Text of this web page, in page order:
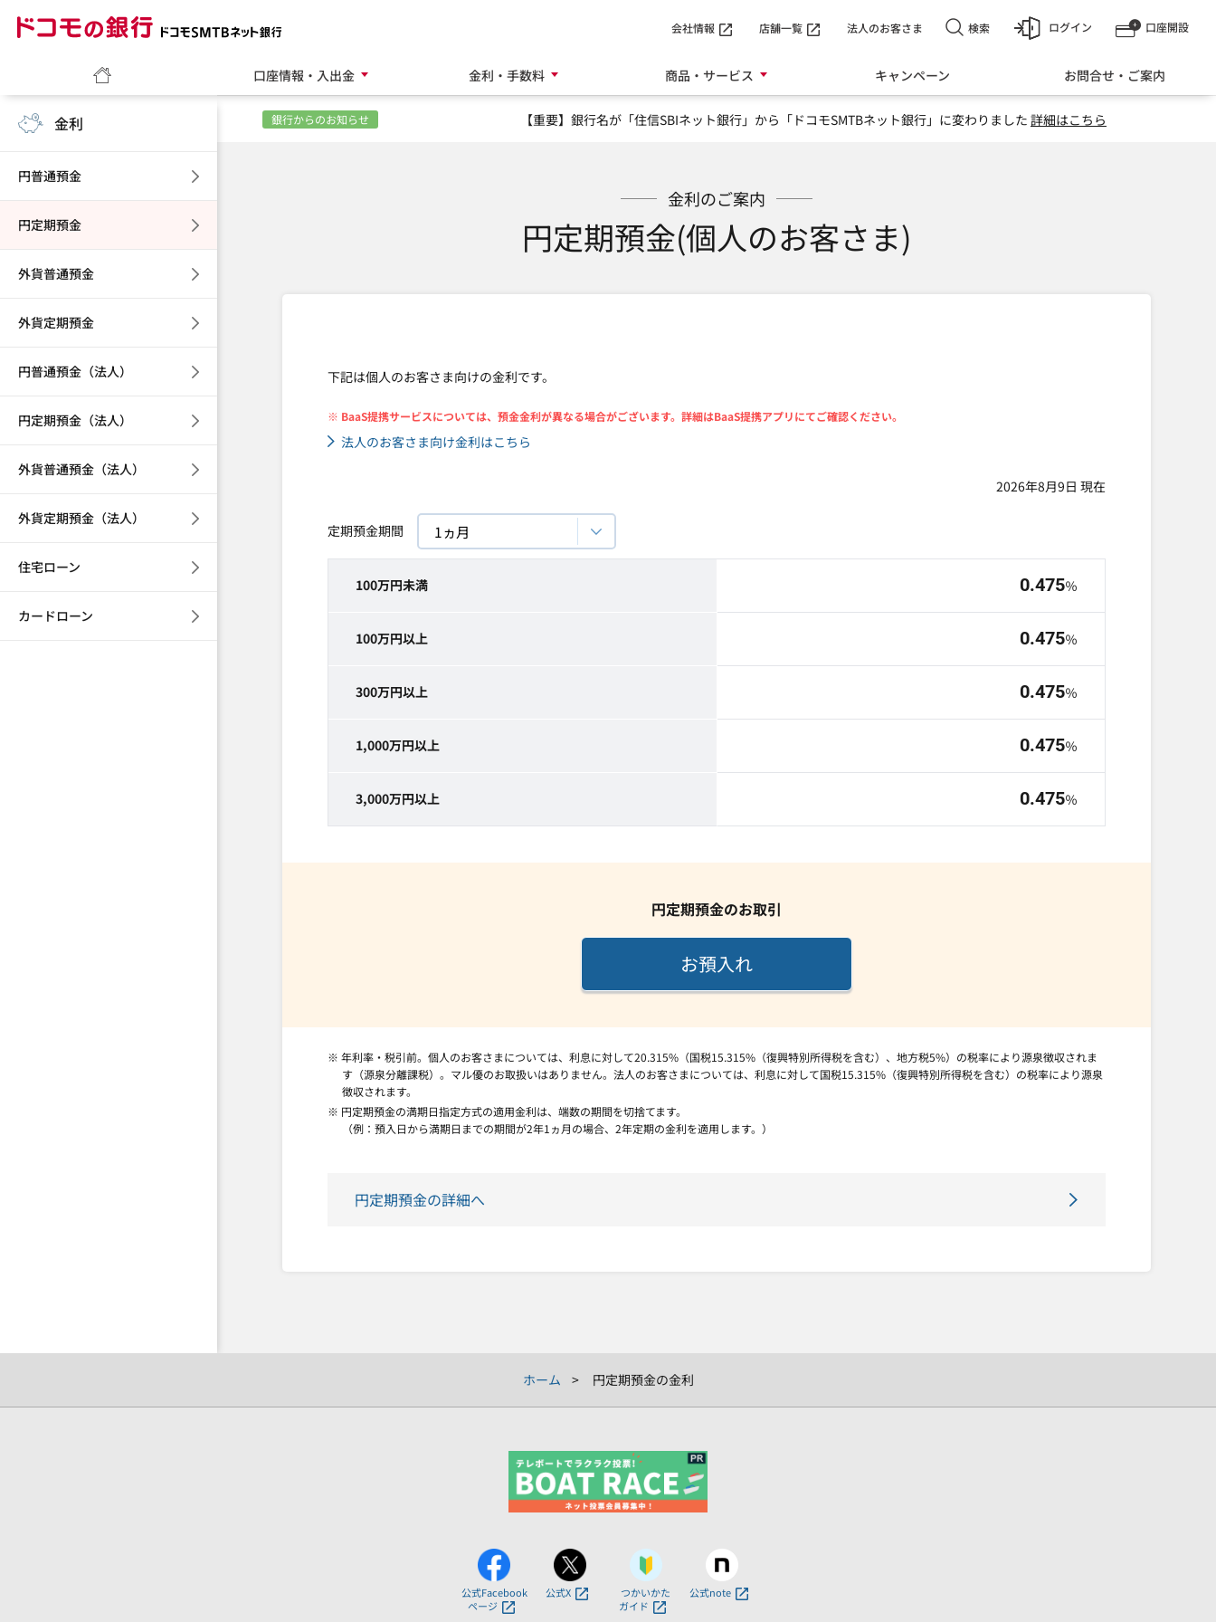
口座開設
ログイン
口座情報・入出金 金利・手数料 商品・サービス キャンペーン お問合せ・ご案内
会社情報 店舗一覧 法人のお客さま 検索
銀行からのお知らせ 【重要】銀行名が「住信SBIネット銀行」から「ドコモSMTBネット銀行」に変わりました 詳細はこちら
金利のご案内
円定期預金(個人のお客さま)
下記は個人のお客さま向けの金利です。
※ BaaS提携サービスについては、預金金利が異なる場合がございます。詳細はBaaS提携アプリにてご確認ください。
法人のお客さま向け金利はこちら
2026年8月9日 現在
定期預金期間 1ヵ月
100万円未満 0.475％
100万円以上 0.475％
300万円以上 0.475％
1,000万円以上 0.475％
3,000万円以上 0.475％
円定期預金のお取引
お預入れ
※ 年利率・税引前。個人のお客さまについては、利息に対して20.315%（国税15.315%（復興特別所得税を含む）、地方税5%）の税率により源泉徴収されま
す（源泉分離課税）。マル優のお取扱いはありません。法人のお客さまについては、利息に対して国税15.315%（復興特別所得税を含む）の税率により源泉
徴収されます。
※ 円定期預金の満期日指定方式の適用金利は、端数の期間を切捨てます。
（例：預入日から満期日までの期間が2年1ヵ月の場合、2年定期の金利を適用します。）
円定期預金の詳細へ
金利
円普通預金
円定期預金
外貨普通預金
外貨定期預金
円普通預金（法人）
円定期預金（法人）
外貨普通預金（法人）
外貨定期預金（法人）
住宅ローン
カードローン
ホーム 円定期預金の金利
公式Facebook
ページ
公式X
つかいかた
ガイド
公式note